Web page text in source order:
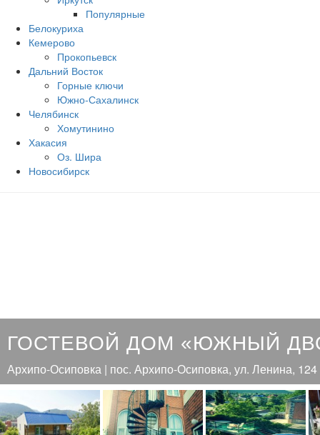
Популярные
Белокуриха
Кемерово
Прокопьевск
Дальний Восток
Горные ключи
Южно‐Сахалинск
Челябинск
Хомутинино
Хакасия
Оз. Шира
Новосибирск
ГОСТЕВОЙ ДОМ «ЮЖНЫЙ
Архипо-Осиповка | пос. Архипо-Осиповка, ул. Ленина, 124